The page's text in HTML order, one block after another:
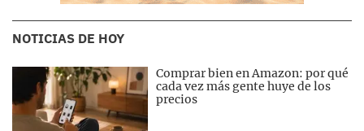
NOTICIAS DE HOY
Comprar bien en Amazon: por qué
cada vez más gente huye de los
precios